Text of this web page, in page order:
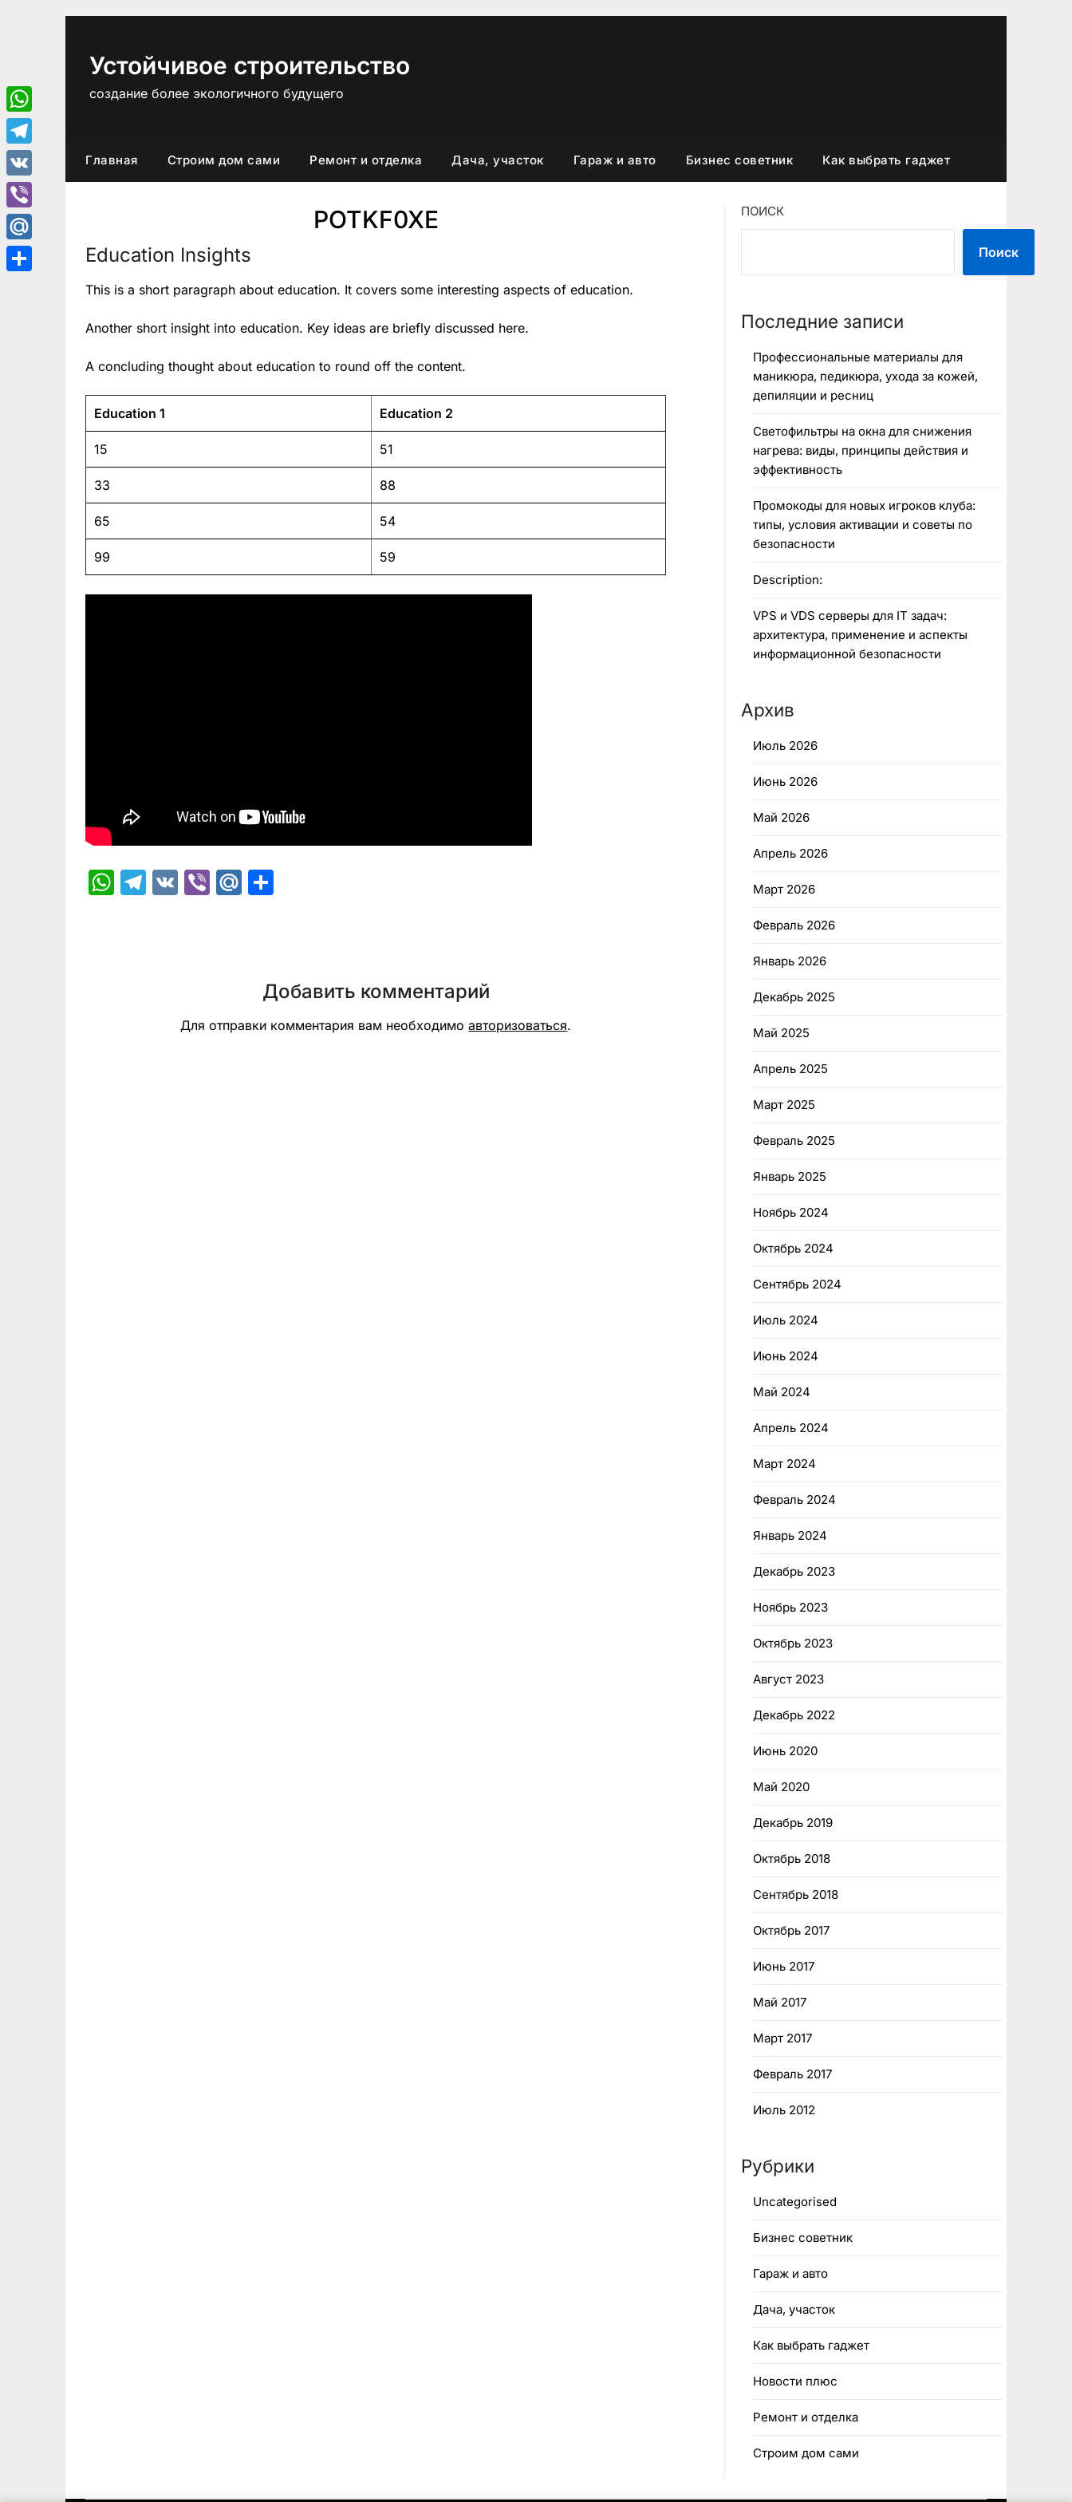
Устойчивое строительство
создание более экологичного будущего
Главная Строим дом сами Ремонт и отделка Дача, участок Гараж и авто Бизнес советник Как выбрать гаджет
POTKF0XE
Education Insights
This is a short paragraph about education. It covers some interesting aspects of education.
Another short insight into education. Key ideas are briefly discussed here.
A concluding thought about education to round off the content.
Education 1 Education 2
15 51
33 88
65 54
99 59
WhatsApp
Telegram
VK ViberMail.Ru
Добавить комментарий
Для отправки комментария вам необходимоавторизоваться.
ПОИСК
Поиск
Последние записи
Профессиональные материалы для
маникюра, педикюра, ухода за кожей,
депиляции и ресниц
Светофильтры на окна для снижения
нагрева: виды, принципы действия и
эффективность
Промокоды для новых игроков клуба:
типы, условия активации и советы по
безопасности
Description:
VPS и VDS серверы для IT задач:
архитектура, применение и аспекты
информационной безопасности
Архив
Июль 2026
Июнь 2026
Май 2026
Апрель 2026
Март 2026
Февраль 2026
Январь 2026
Декабрь 2025
Май 2025
Апрель 2025
Март 2025
Февраль 2025
Январь 2025
Ноябрь 2024
Октябрь 2024
Сентябрь 2024
Июль 2024
Июнь 2024
Май 2024
Апрель 2024
Март 2024
Февраль 2024
Январь 2024
Декабрь 2023
Ноябрь 2023
Октябрь 2023
Август 2023
Декабрь 2022
Июнь 2020
Май 2020
Декабрь 2019
Октябрь 2018
Сентябрь 2018
Октябрь 2017
Июнь 2017
Май 2017
Март 2017
Февраль 2017
Июль 2012
Рубрики
Uncategorised
Бизнес советник
Гараж и авто
Дача, участок
Как выбрать гаджет
Новости плюс
Ремонт и отделка
Строим дом сами
WhatsApp
Telegram
VK
Viber
Mail.Ru